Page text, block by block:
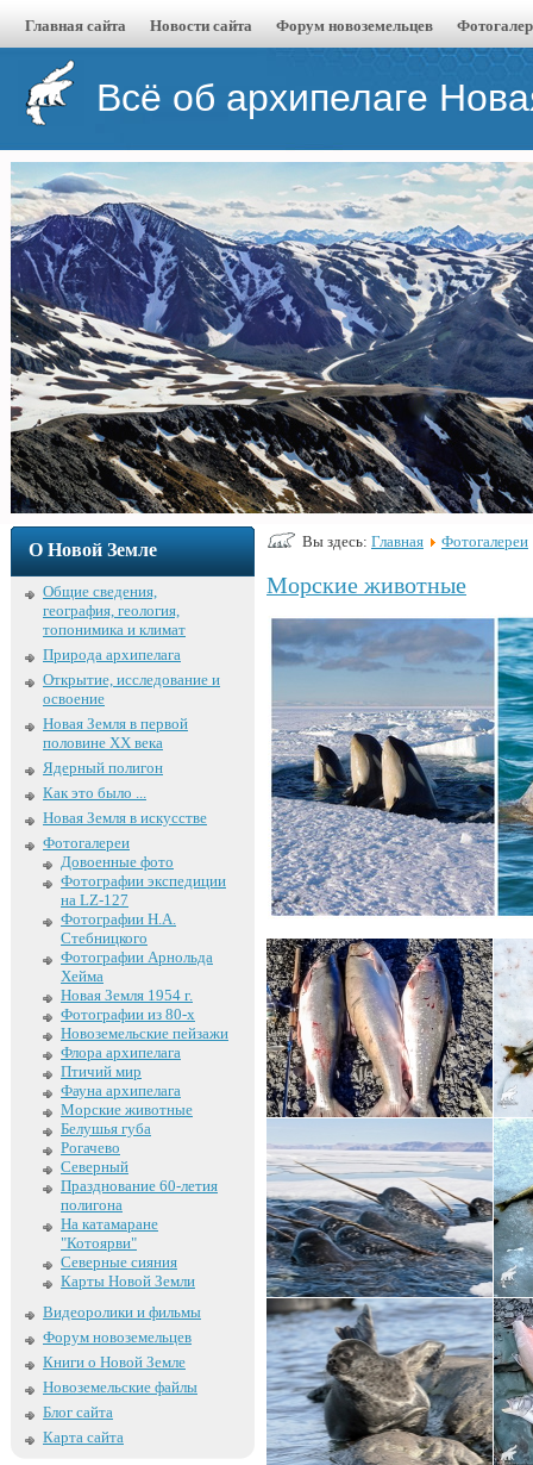
Главная сайта Новости сайта Форум новоземельцев
Всё об архипелаге
О Новой Земле
Общие сведения,
география, геология,
топонимика и климат
Природа архипелага
Открытие, исследование и
освоение
Новая Земля в первой
половине XX века
Ядерный полигон
Как это было ...
Новая Земля в искусстве
Фотогалереи
Довоенные фото
Фотографии экспедиции
на LZ-127
Фотографии Н.А.
Стебницкого
Фотографии Арнольда
Хейма
Новая Земля 1954 г.
Фотографии из 80-х
Новоземельские пейзажи
Флора архипелага
Птичий мир
Фауна архипелага
Морские животные
Белушья губа
Рогачево
Северный
Празднование 60-летия
полигона
На катамаране
"Котоярви"
Северные сияния
Карты Новой Земли
Видеоролики и фильмы
Форум новоземельцев
Книги о Новой Земле
Новоземельские файлы
Блог сайта
Карта сайта
Вы здесь: Главная Фотогалереи
Морские животные